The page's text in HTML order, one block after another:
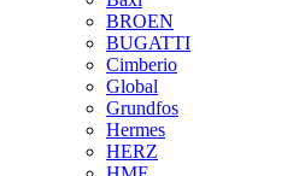
BROEN
BUGATTI
Cimberio
Global
Grundfos
Hermes
HERZ